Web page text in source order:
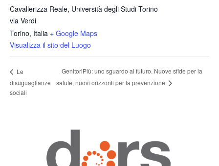
Cavallerizza Reale, Università degli Studi Torino
via Verdi
Torino, Italia + Google Maps
Visualizza il sito del Luogo
Le
disuguaglianze
sociali
GenitoriPiù: uno sguardo al futuro. Nuove sfide per la
salute, nuovi orizzonti per la prevenzione